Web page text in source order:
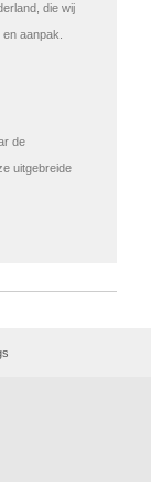
die wij
aanpak.
de
uitgebreide